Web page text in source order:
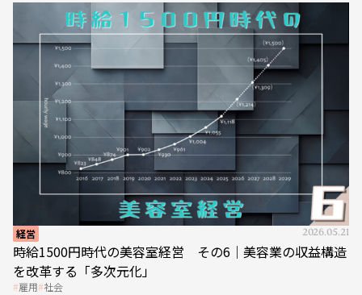
経営 2026.05.21
時給1500円時代の美容室経営 その6｜美容業の収益構造
を改革する「多次元化」
雇用 社会